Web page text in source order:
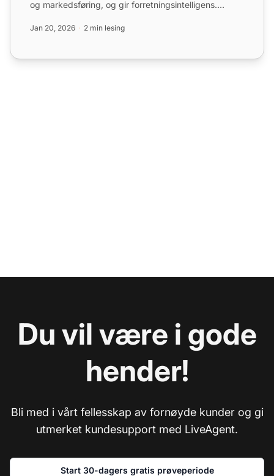
og markedsføring, og gir forretningsintelligens.
Jan 20, 2026 2 min lesing
Du vil være i gode
hender!
Bli med i vårt fellesskap av fornøyde kunder og gi
utmerket kundesupport med LiveAgent.
Start 30-dagers gratis prøveperiode